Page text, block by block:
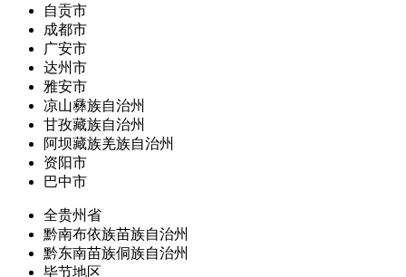
自贡市
成都市
广安市
达州市
雅安市
凉山彝族自治州
甘孜藏族自治州
阿坝藏族羌族自治州
资阳市
巴中市
全贵州省
黔南布依族苗族自治州
黔东南苗族侗族自治州
毕节地区